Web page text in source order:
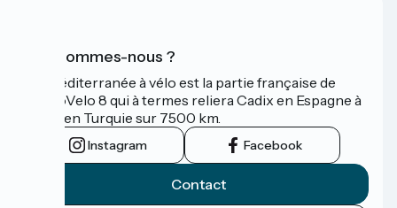
Qui sommes-nous ?
La Méditerranée à vélo est la partie française de
l'EuroVelo 8 qui à termes reliera Cadix en Espagne à
Izmir en Turquie sur 7500 km.
Instagram Facebook
Contact